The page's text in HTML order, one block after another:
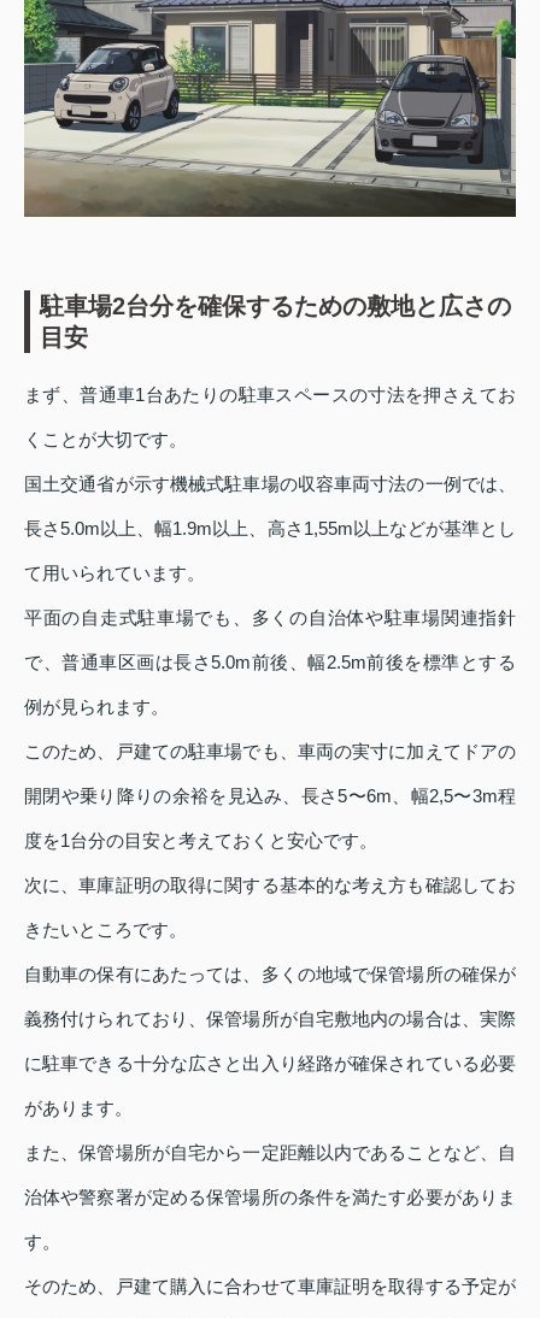
駐車場2台分を確保するための敷地と広さの
目安
まず、普通車1台あたりの駐車スペースの寸法を押さえてお
くことが大切です。
国土交通省が示す機械式駐車場の収容車両寸法の一例では、
長さ5.0m以上、幅1.9m以上、高さ1,55m以上などが基準とし
て用いられています。
平面の自走式駐車場でも、多くの自治体や駐車場関連指針
で、普通車区画は長さ5.0m前後、幅2.5m前後を標準とする
例が見られます。
このため、戸建ての駐車場でも、車両の実寸に加えてドアの
開閉や乗り降りの余裕を見込み、長さ5〜6m、幅2,5〜3m程
度を1台分の目安と考えておくと安心です。
次に、車庫証明の取得に関する基本的な考え方も確認してお
きたいところです。
自動車の保有にあたっては、多くの地域で保管場所の確保が
義務付けられており、保管場所が自宅敷地内の場合は、実際
に駐車できる十分な広さと出入り経路が確保されている必要
があります。
また、保管場所が自宅から一定距離以内であることなど、自
治体や警察署が定める保管場所の条件を満たす必要がありま
す。
そのため、戸建て購入に合わせて車庫証明を取得する予定が